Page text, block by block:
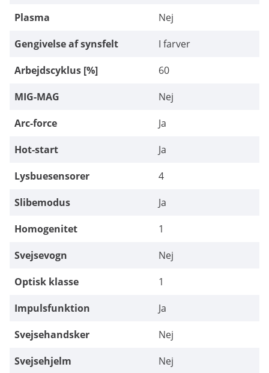
Plasma
Nej
Gengivelse af synsfelt
I farver
Arbejdscyklus [%]
60
MIG-MAG
Nej
Arc-force
Ja
Hot-start
Ja
Lysbuesensorer
4
Slibemodus
Ja
Homogenitet
1
Svejsevogn
Nej
Optisk klasse
1
Impulsfunktion
Ja
Svejsehandsker
Nej
Svejsehjelm
Nej